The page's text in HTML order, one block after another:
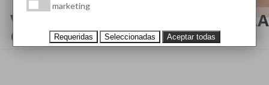
VENTAJAS Y DESVENTAJAS DE
CARILLAS DE COMPOSITE
marketing
Requeridas Seleccionadas Aceptar todas